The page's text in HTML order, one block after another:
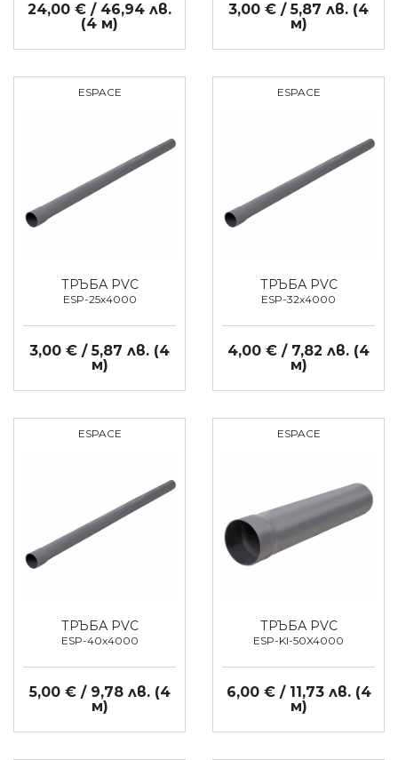
24,00 € / 46,94 лв.
(4 м)
3,00 € / 5,87 лв. (4
м)
ESPACE
ТРЪБА PVC
ESP-25x4000
3,00 € / 5,87 лв. (4
м)
ESPACE
ТРЪБА PVC
ESP-32x4000
4,00 € / 7,82 лв. (4
м)
ESPACE
ТРЪБА PVC
ESP-40x4000
5,00 € / 9,78 лв. (4
м)
ESPACE
ТРЪБА PVC
ESP-KI-50X4000
6,00 € / 11,73 лв. (4
м)